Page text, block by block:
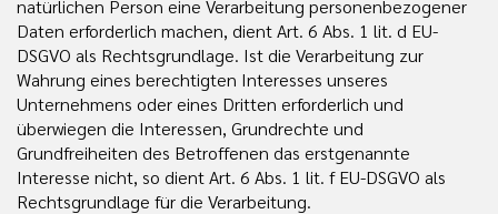
natürlichen Person eine Verarbeitung personenbezogener
Daten erforderlich machen, dient Art. 6 Abs. 1 lit. d EU-
DSGVO als Rechtsgrundlage. Ist die Verarbeitung zur
Wahrung eines berechtigten Interesses unseres
Unternehmens oder eines Dritten erforderlich und
überwiegen die Interessen, Grundrechte und
Grundfreiheiten des Betroffenen das erstgenannte
Interesse nicht, so dient Art. 6 Abs. 1 lit. f EU-DSGVO als
Rechtsgrundlage für die Verarbeitung.